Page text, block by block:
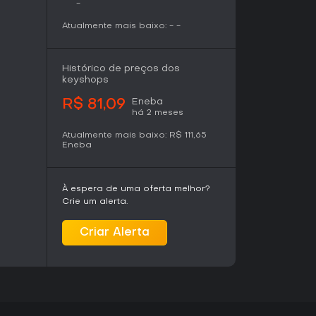
estações espaciais funcionam como pontos
uma reputação ruim pode atrair
as atividades são em modo single-player,
de uma equipe para uma grande
criminosos da galáxia. Diálogos ramificados
com visitas a locais conhecidos e
de oportunidades secundárias e
-
Atualmente mais baixo: - -
Histórico de preços dos
keyshops
R$ 81,09 Eneba
há 2 meses
Atualmente mais baixo: R$ 111,65
Eneba
À espera de uma oferta melhor?
Crie um alerta.
Criar Alerta